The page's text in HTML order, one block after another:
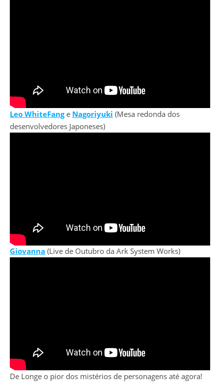
Leo WhiteFange Nagoriyuki (Mesa redonda dos
desenvolvedores Japoneses)
Giovanna (Live de Outubro da Ark System Works)
De Longe o pior dos mistérios de personagens até agora!